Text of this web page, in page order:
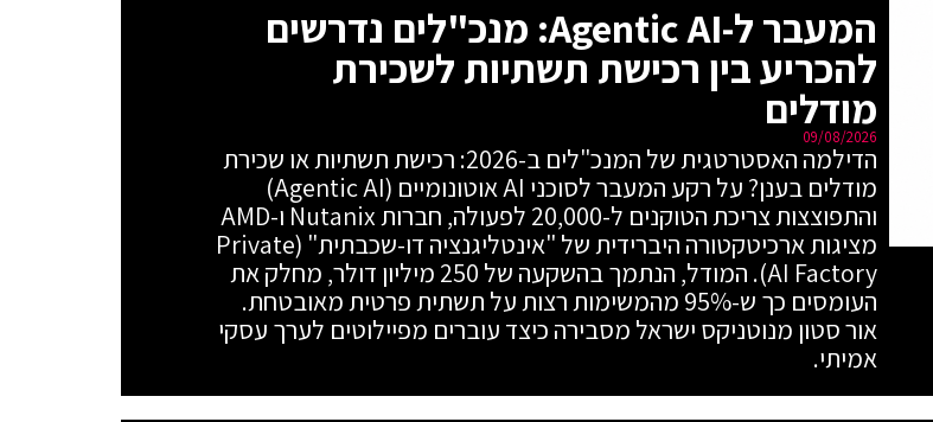
המעבר ל-Agentic AI: מנכ"לים נדרשים
להכריע בין רכישת תשתיות לשכירת
מודלים
09/08/2026
הדילמה האסטרטגית של המנכ"לים ב-2026: רכישת תשתיות או שכירת
מודלים בענן? על רקע המעבר לסוכני AI אוטונומיים (Agentic AI)
והתפוצצות צריכת הטוקנים ל-20,000 לפעולה, חברות Nutanix ו-AMD
מציגות ארכיטקטורה היברידית של "אינטליגנציה דו-שכבתית" (Private
AI Factory). המודל, הנתמך בהשקעה של 250 מיליון דולר, מחלק את
העומסים כך ש-95% מהמשימות רצות על תשתית פרטית מאובטחת.
אור סטון מנוטניקס ישראל מסבירה כיצד עוברים מפיילוטים לערך עסקי
אמיתי.